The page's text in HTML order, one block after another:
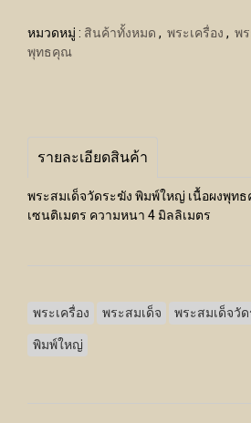
หมวดหมู่ : สินค้าทั้งหมด , พระเครื่อง , พ
พุทธคุณ
รายละเอียดสินค้า
พระสมเด็จวัดระฆัง พิมพ์ใหญ่ เนื้อผงพุท
เซนติเมตร ความหนา 4 มิลลิเมตร
พระเครื่อง พระสมเด็จ พระสมเด็จวั
พิมพ์ใหญ่